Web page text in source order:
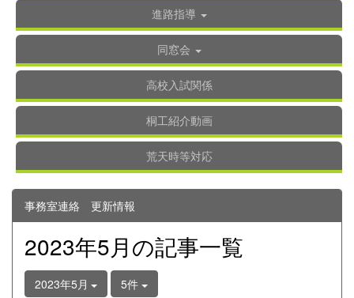
進路指導
同窓会
高校入試関係
桐工紹介動画
荒天時等対応
事務室連絡 更新情報
2023年5月の記事一覧
2023年5月 5件